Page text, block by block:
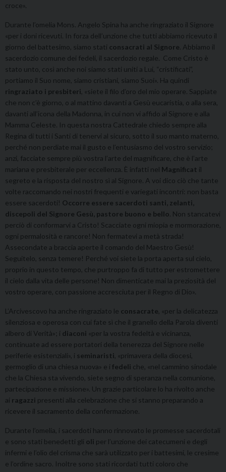
croce».
Durante l’omelia Mons. Angelo Spina ha anche ringraziato il Signore
«per i doni ricevuti. In forza dell’unzione che tutti abbiamo ricevuto il
giorno del battesimo, siamo stati consacrati al Signore . Abbiamo il
sacerdozio comune dei fedeli, il sacerdozio regale. Come Cristo è
stato unto, così anche noi siamo stati uniti a Lui, “cristificati”,
portiamo il Suo nome, siamo cristiani, siamo Suoi». Ha quindi
ringraziato i presbiteri , «siete il filo d’oro del mio operare. Sappiate
che non c’è giorno, o al mattino davanti a Gesù eucaristia, o alla sera,
davanti all’icona della Madonna, in cui non vi affido al Signore e alla
Mamma Celeste. In questa nostra Cattedrale chiedo sempre alla
Regina di tutti i Santi di tenervi al sicuro, sotto il suo manto materno,
perché non perdiate mai il gusto e l’entusiasmo del vostro servizio;
anzi, facciate sempre più vostra l’arte del magnificare, che è l’arte
mariana e presbiterale per eccellenza. È infatti nel Magnificat il
segreto e la risposta del nostro sì al Signore. A voi dico ciò che tante
volte raccomando nei nostri frequenti e variegati incontri: non basta
essere sacerdoti! Occorre essere sacerdoti santi, zelanti,
discepoli del Signore Gesù, pastore buono e bello . Non stancatevi
perciò di conformarvi a Cristo! Scacciate ogni miopia e mormorazione,
ogni permalosità e rancore! Non fermatevi a metà strada!
Assecondate a braccia aperte il comando del Maestro Gesù!
Seguitelo, senza temere! Perché voi siete la porta aperta sul cielo,
proprio in questo tempo, che purtroppo fa di tutto per estromettere
il cielo dalla vita delle persone! Non dimenticate mai la preziosità del
vostro operare, con passione accresciuta per il Regno di Dio».
L’Arcivescovo ha anche ringraziato le consacrate , «per la delicatezza
silenziosa e operosa con cui fate sì che il granello della Parola diventi
albero di Verità»; i diaconi «per la vostra fedeltà e vicinanza,
continuate ad essere portatori della tenerezza del Signore nelle
periferie esistenziali», i seminaristi , «primavera della diocesi,
germoglio di una chiesa nuova» e i fedeli che, «nel cammino sinodale
che la Chiesa sta vivendo, siete segno di speranza nella comunione,
partecipazione e missione». Un grazie particolare lo ha rivolto anche
ai ragazzi presenti alla celebrazione che si stanno preparando a
ricevere il sacramento della confermazione.
Durante l’omelia, i sacerdoti hanno rinnovato le promesse sacerdotali
e sono stati benedetti gli oli per l’unzione dei catecumeni e degli
infermi e l’olio del crisma che sarà utilizzato per i battesimi, le cresime
e l’ordine sacro. Inoltre sono stati ricordati tutti coloro che